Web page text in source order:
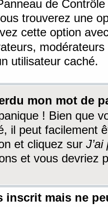
de
trouverez une
cette option
utilisateur caché.
mon mot de
! Bien que
il peut facilement
et cliquez sur
et vous devriez
inscrit mais ne